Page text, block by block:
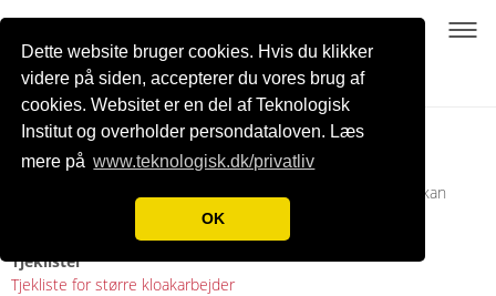
Dette website bruger cookies. Hvis du klikker
videre på siden, accepterer du vores brug af
cookies. Websitet er en del af Teknologisk
Institut og overholder persondataloven. Læs
mere på www.teknologisk.dk/privatliv
OK
Teknologisk Instituts
Kontrolinstans TIK
Blanketter
Herunder finder du forskellige eksempler på blanketter, du kan
bruge i forbindelse med din kvalitetssikring.
Tjeklister
Tjekliste for større kloakarbejder